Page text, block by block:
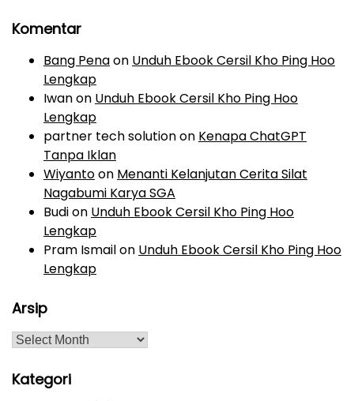
Komentar
Bang Penaon Unduh Ebook Cersil Kho Ping Hoo
Lengkap
Iwanon Unduh Ebook Cersil Kho Ping Hoo
Lengkap
partner tech solutionon Kenapa ChatGPT
Tanpa Iklan
Wiyantoon Menanti Kelanjutan Cerita Silat
Nagabumi Karya SGA
Budion Unduh Ebook Cersil Kho Ping Hoo
Lengkap
Pram Ismailon Unduh Ebook Cersil Kho Ping Hoo
Lengkap
Arsip
A
s
Kategori